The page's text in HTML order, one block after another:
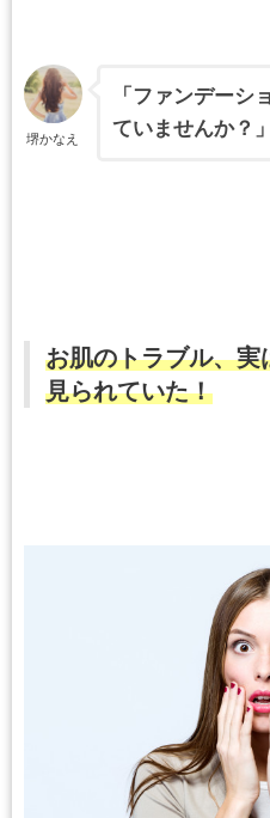
堺かなえ
「ファンデーシ
ていませんか？」
お肌のトラブル、実
見られていた！